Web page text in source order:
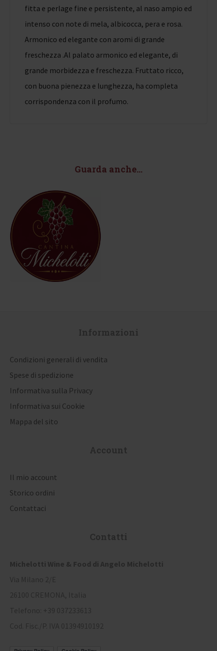
fitta e perlage fine e persistente, al naso ampio ed
intenso con note di mela, albicocca, pera e rosa.
Armonico ed elegante con aromi di grande
freschezza .Al palato armonico ed elegante, di
grande morbidezza e freschezza. Fruttato ricco,
con buona pienezza e lunghezza, ha completa
corrispondenza con il profumo.
Guarda anche...
Informazioni
Condizioni generali di vendita
Spese di spedizione
Informativa sulla Privacy
Informativa sui Cookie
Mappa del sito
Account
Il mio account
Storico ordini
Contattaci
Contatti
Michelotti Wine & Food di Angelo Michelotti
Via Milano 2/E
26100 CREMONA, Italia
Telefono: +39 037233613
Cod. Fisc./P. IVA 01394910192